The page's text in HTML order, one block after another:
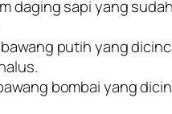
daging sapi yang sudah
putih yang
bombai yang